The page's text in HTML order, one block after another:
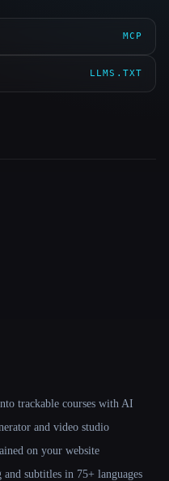
MCP
LLMS.TXT
trackable courses with AI
and video studio
on your website
subtitles in 75+ languages